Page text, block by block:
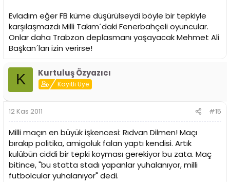
Evladım eğer FB küme düşürülseydi böyle bir tepkiyle
karşılaşmazdı Milli Takım´daki Fenerbahçeli oyuncular.
Onlar daha Trabzon deplasmanı yaşayacak Mehmet Ali
Başkan´ları izin verirse!
K Kurtuluş Özyazıcı
Kayıtlı Üye
12 Kas 2011 #15
Milli maçın en büyük işkencesi: Rıdvan Dilmen! Maçı
bırakıp politika, amigoluk falan yaptı kendisi. Artık
kulübün ciddi bir tepki koyması gerekiyor bu zata. Maç
bitince, "bu statta stadı yapanlar yuhalanıyor, milli
futbolcular yuhalanıyor" dedi.